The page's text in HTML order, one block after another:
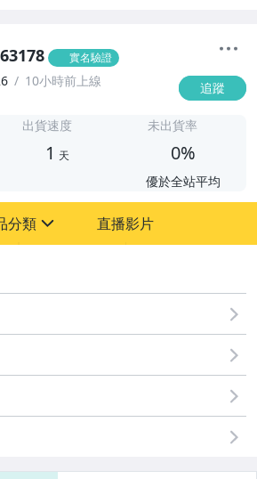
實名驗證
10小時前上線 追蹤
出貨速度
1 天
未出貨率
0%
優於全站平均
分類 直播影片